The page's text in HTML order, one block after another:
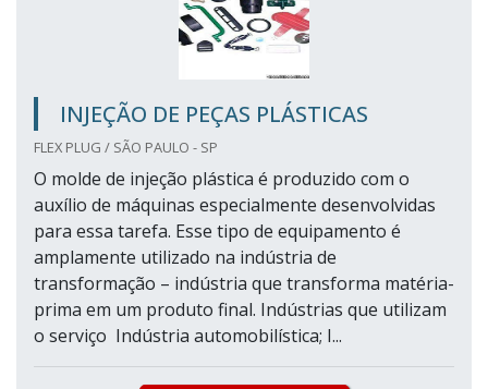
INJEÇÃO DE PEÇAS PLÁSTICAS
FLEX PLUG / SÃO PAULO - SP
O molde de injeção plástica é produzido com o
auxílio de máquinas especialmente desenvolvidas
para essa tarefa. Esse tipo de equipamento é
amplamente utilizado na indústria de
transformação – indústria que transforma matéria-
prima em um produto final. Indústrias que utilizam
o serviço Indústria automobilística; I...